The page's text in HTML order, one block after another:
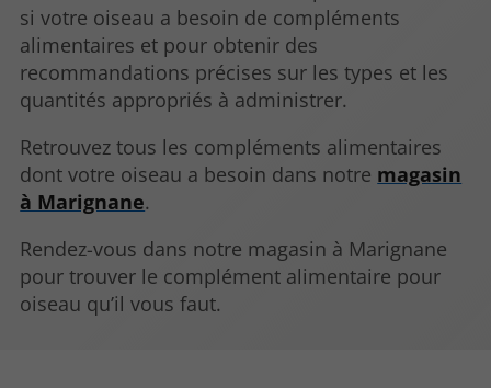
si votre oiseau a besoin de compléments
alimentaires et pour obtenir des
recommandations précises sur les types et les
quantités appropriés à administrer.
Retrouvez tous les compléments alimentaires
dont votre oiseau a besoin dans notre magasin
à Marignane.
Rendez-vous dans notre magasin à Marignane
pour trouver le complément alimentaire pour
oiseau qu’il vous faut.